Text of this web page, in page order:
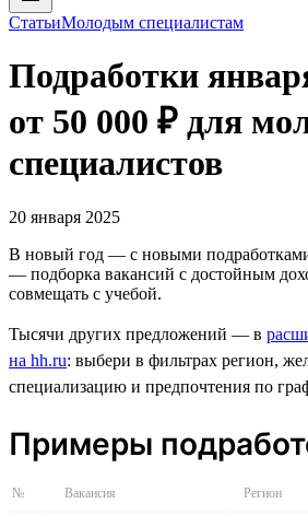
СтатьиМолодым специалистам
Подработки
от 50 000 ₽ для
специалистов
20 января 2025
В новый год — с новыми
— подборка вакансий с достойным
совмещать с учебой.
Тысячи других предложений — в
на hh.ru: выбери в фильтрах регион,
специализацию и предпочтения по
Примеры
№ Вакансия Регион